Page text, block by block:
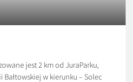
jest 2 km od JuraParku,
Bałtowskiej w kierunku – Solec